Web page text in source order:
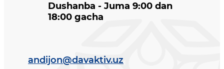
Dushanba - Juma 9:00 dan
18:00 gacha
andijon@davaktiv.uz